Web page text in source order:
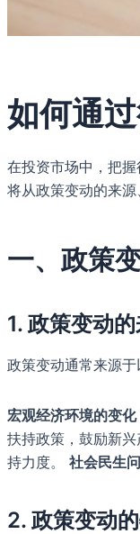
如何通
在投资市场中，把
将从政策变动的来
一、政策
1. 政策变动
政策变动通常来源于
宏观经济环境的变化
扶持政策，鼓励新
持力度。 社会民生
2. 政策变动